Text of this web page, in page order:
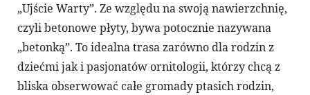
„Ujście Warty”. Ze względu na swoją nawierzchnię,
czyli betonowe płyty, bywa potocznie nazywana
„betonką”. To idealna trasa zarówno dla rodzin z
dziećmi jak i pasjonatów ornitologii, którzy chcą z
bliska obserwować całe gromady ptasich rodzin,